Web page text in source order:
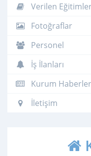
Verilen
Fotoğraflar
Personel
İş İlanları
Kurum
İletişim